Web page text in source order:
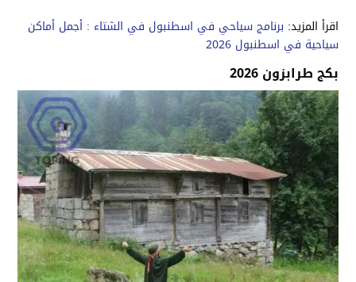
اقرأ المزيد: برنامج سياحي في اسطنبول في الشتاء : أجمل أماكن
سياحية في اسطنبول 2026
بكج طرابزون 2026